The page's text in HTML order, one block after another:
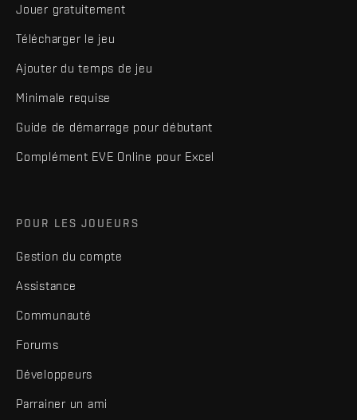
Jouer gratuitement
Télécharger le jeu
Ajouter du temps de jeu
Minimale requise
Guide de démarrage pour débutant
Complément EVE Online pour Excel
POUR LES JOUEURS
Gestion du compte
Assistance
Communauté
Forums
Développeurs
Parrainer un ami